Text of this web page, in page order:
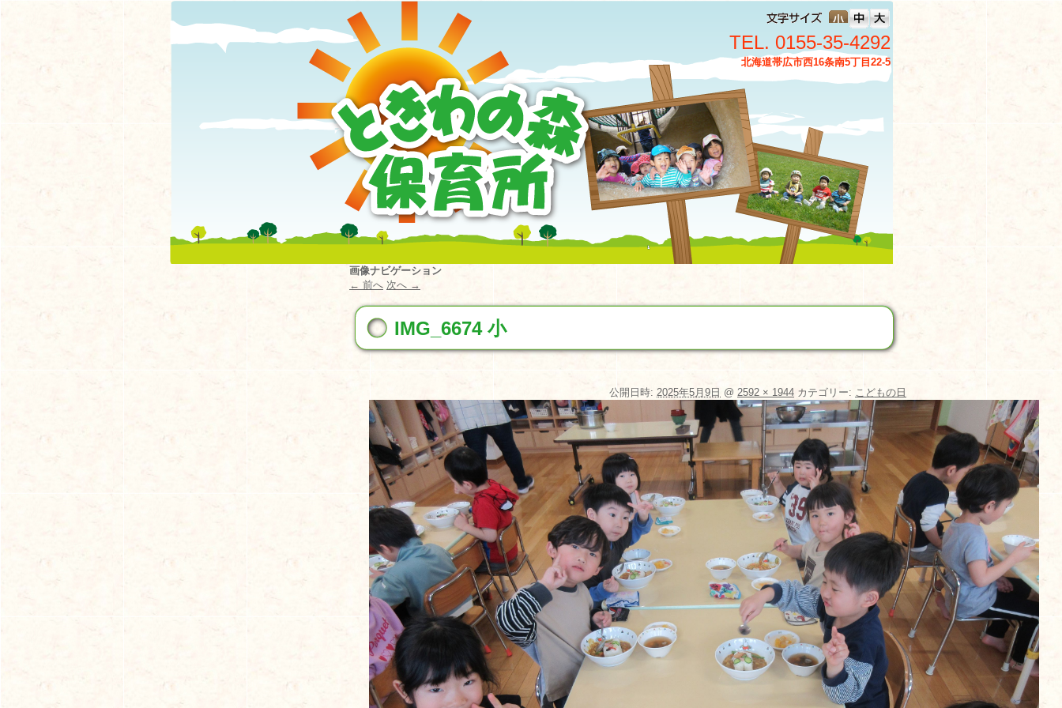
TEL. 0155-35-4292
北海道帯広市西16条南5丁目22-5
画像ナビゲーション
← 前へ 次へ →
IMG_6674 小
公開日時: 2025年5月9日 @ 2592 × 1944 カテゴリー: こどもの日